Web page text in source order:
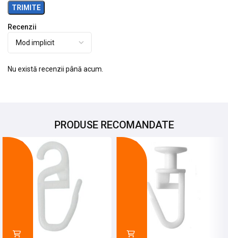
Recenzii
Nu există recenzii până acum.
PRODUSE RECOMANDATE